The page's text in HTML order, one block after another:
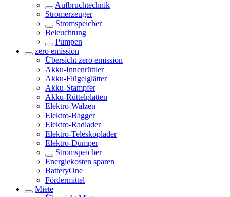
Aufbruchtechnik
Stromerzeuger
Stromspeicher
Beleuchtung
Pumpen
zero emission
Übersicht zero emission
Akku-Innenrüttler
Akku-Flügelglätter
Akku-Stampfer
Akku-Rüttelplatten
Elektro-Walzen
Elektro-Bagger
Elektro-Radlader
Elektro-Teleskoplader
Elektro-Dumper
Stromspeicher
Energiekosten sparen
BatteryOne
Fördermittel
Miete